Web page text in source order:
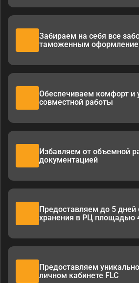
Забираем на себя все
таможенным
Обеспечиваем комфорт и
совместной работы
Избавляем от объемной
документацией
Предоставляем до 5 дней
хранения в РЦ площадью
Предоставляем
личном кабинете FLC